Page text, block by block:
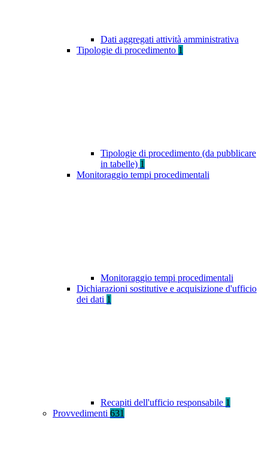
Dati aggregati attività amministrativa
Tipologie di procedimento 1
Tipologie di procedimento (da pubblicare
in tabelle) 1
Monitoraggio tempi procedimentali
Monitoraggio tempi procedimentali
Dichiarazioni sostitutive e acquisizione d'ufficio
dei dati 1
Recapiti dell'ufficio responsabile 1
Provvedimenti 631